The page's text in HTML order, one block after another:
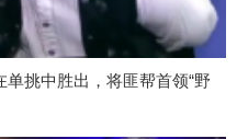
单挑中胜出，将匪帮首领“野